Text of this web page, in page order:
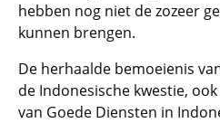
hebben nog niet de zozeer
kunnen brengen.
De herhaalde bemoeienis
de Indonesische kwestie,
van Goede Diensten in